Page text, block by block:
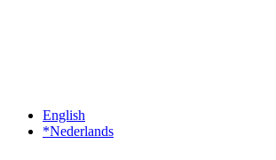
English
*Nederlands